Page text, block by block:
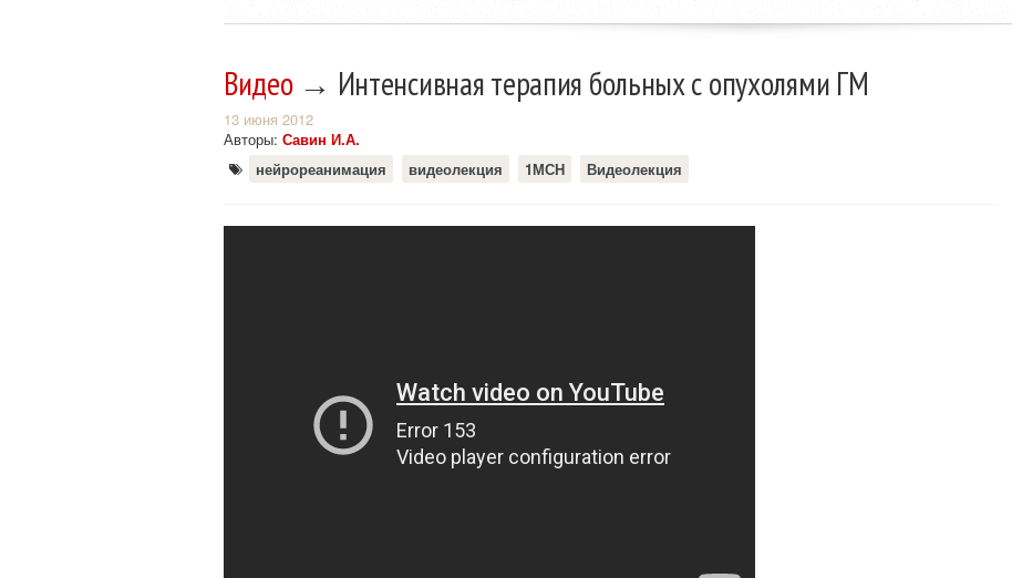
Видео→ Интенсивная терапия больных с опухолями ГМ
13 июня 2012
Авторы: Савин И.А.
нейрореанимация
видеолекция 1МСН Видеолекция